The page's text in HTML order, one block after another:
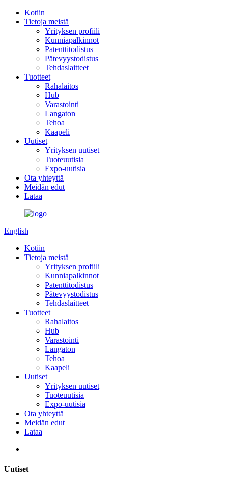
Kotiin
Tietoja meistä
Yrityksen profiili
Kunniapalkinnot
Patenttitodistus
Pätevyystodistus
Tehdaslaitteet
Tuotteet
Rahalaitos
Hub
Varastointi
Langaton
Tehoa
Kaapeli
Uutiset
Yrityksen uutiset
Tuoteuutisia
Expo-uutisia
Ota yhteyttä
Meidän edut
Lataa
English
Kotiin
Tietoja meistä
Yrityksen profiili
Kunniapalkinnot
Patenttitodistus
Pätevyystodistus
Tehdaslaitteet
Tuotteet
Rahalaitos
Hub
Varastointi
Langaton
Tehoa
Kaapeli
Uutiset
Yrityksen uutiset
Tuoteuutisia
Expo-uutisia
Ota yhteyttä
Meidän edut
Lataa
Uutiset